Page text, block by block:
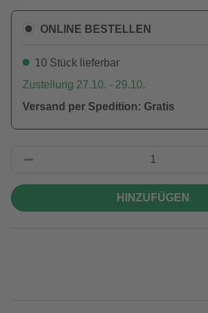
ONLINE BESTELLEN
10 Stück lieferbar
Zustellung 27.10. - 29.10.
Versand per Spedition: Gratis
HINZUFÜGEN